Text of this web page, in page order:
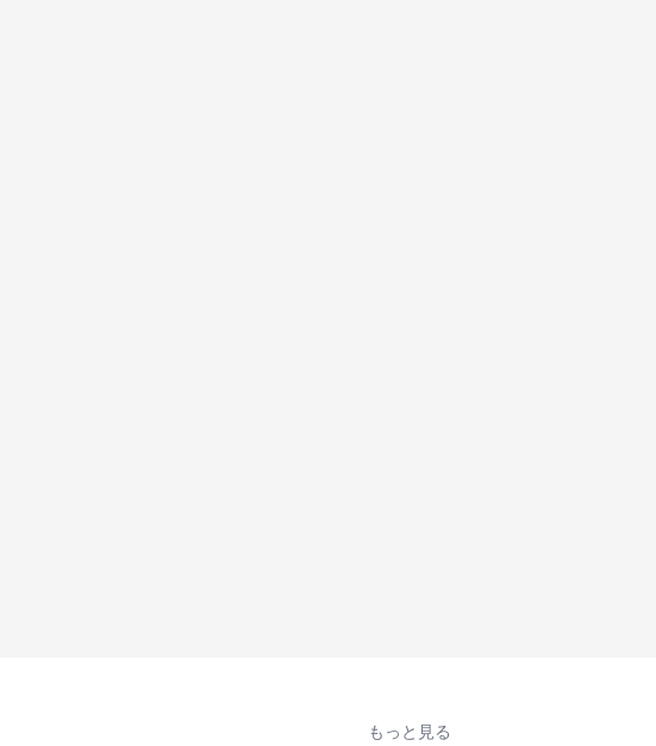
もっと見る